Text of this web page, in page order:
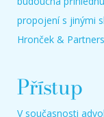
propojení s jinými
Hronček &
Přístup
V současnosti